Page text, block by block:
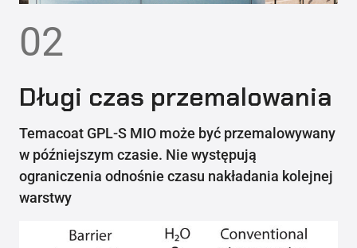
02
Długi czas przemalowania
Temacoat GPL-S MIO może być przemalowywany
w późniejszym czasie. Nie występują
ograniczenia odnośnie czasu nakładania kolejnej
warstwy